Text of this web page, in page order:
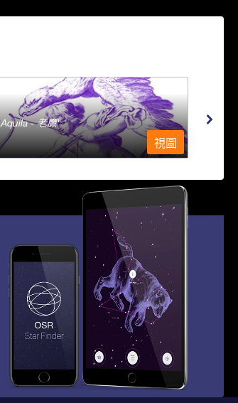
Aquila - 老鷹
視圖